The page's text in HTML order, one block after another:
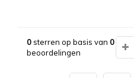
0sterren op basis van 0
beoordelingen